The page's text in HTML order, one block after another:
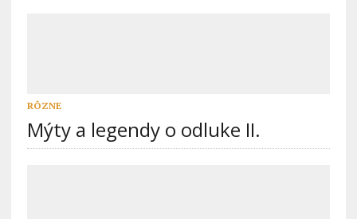
RÔZNE
Mýty a legendy o odluke II.